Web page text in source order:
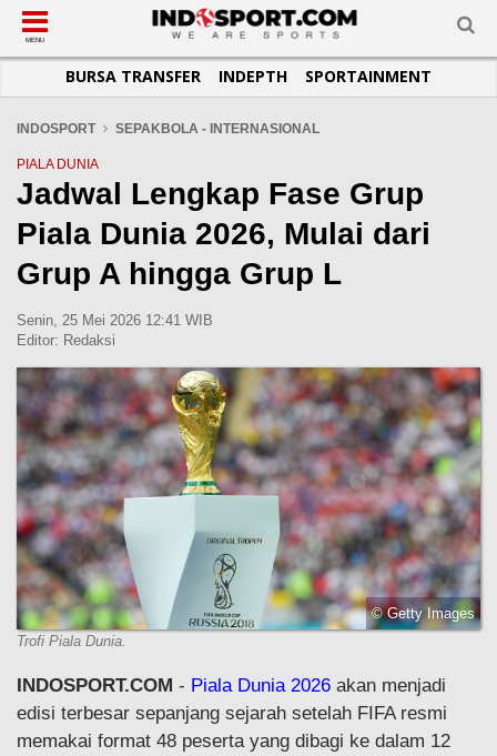
SUB-MENU
SEPAKBOLA
LIGA INGGRIS
LIGA ITALIA
LIGA SPANYOL
LIGA JERMAN
LIGA PRANCIS
LIGA EUROPA
SUB-MENU
SPORTAINMENT
SUB-MENU
OTOMOTIF
OTOMANIA
SUB-MENU
BASKET
FUTSAL
OLIMPIK
E-SPORT
SUB-MENU
JADWAL
SUB-MENU
TOPIK HARI INI
INFOGRAFIS
GALERI FOTO
TEMPAT OLAHRAGA
KOMUNITAS SEHAT
MENU
BURSA TRANSFER INDEPTH SPORTAINMENT
INDOSPORT SEPAKBOLA - INTERNASIONAL
PIALA DUNIA
Jadwal Lengkap Fase Grup
Piala Dunia 2026, Mulai dari
Grup A hingga Grup L
Senin, 25 Mei 2026 12:41 WIB
Editor: Redaksi
© Getty Images
Trofi Piala Dunia.
INDOSPORT.COM - Piala Dunia 2026 akan menjadi
edisi terbesar sepanjang sejarah setelah FIFA resmi
memakai format 48 peserta yang dibagi ke dalam 12